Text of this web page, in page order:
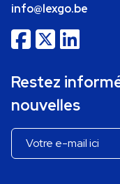
info@lexgo.be
Restez
nouvelles